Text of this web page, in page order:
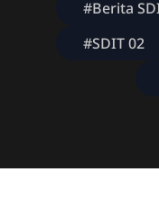
#Berita
#SDIT 02